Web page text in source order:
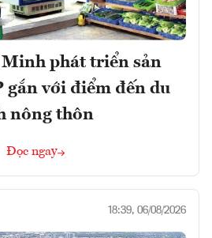
phát triển sản
gắn với điểm đến du
nông thôn
Đọc ngay
18:39, 06/08/2026